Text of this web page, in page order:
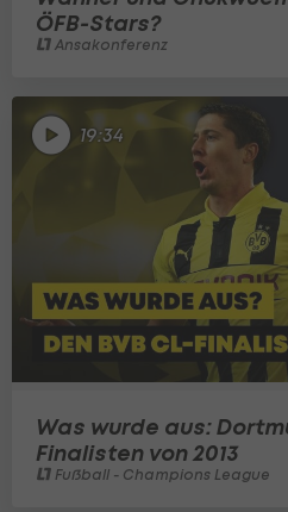
ÖFB-Stars?
Ansakonferenz
19:34
Was wurde aus:
Finalisten von 2013
Fußball - Champions League